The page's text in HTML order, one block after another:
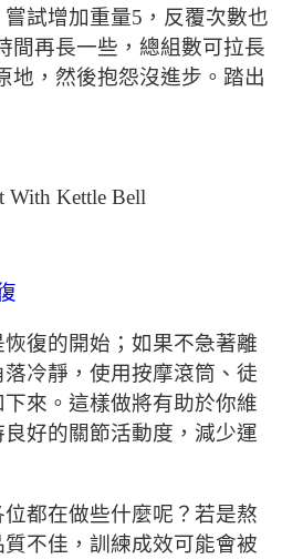
試增加重量5，反覆次數也
間再長一些，總組數可拉長
地，然後抱怨沒進步。踏出
復的開始；如果不急著離
冷靜，使用按摩滾筒、徒
來。這樣做將有助於你維
好的關節活動度，減少運
都在做些什麼呢？若是熬
不佳，訓練成效可能會被